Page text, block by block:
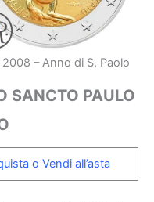
– Anno di S. Paolo
SANCTO PAULO
o Vendi all’asta